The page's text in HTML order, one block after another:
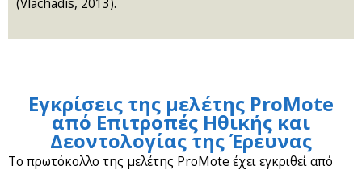
(Vlachadis, 2013).
Εγκρίσεις της μελέτης ProMote
από Επιτροπές Ηθικής και
Δεοντολογίας της Έρευνας
Το πρωτόκολλο της μελέτης ProMote έχει εγκριθεί από